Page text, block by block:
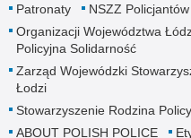
Patronaty
NSZZ
Organizacji Województwa
Policyjna Solidarność
Zarząd Wojewódzki
Łodzi
Stowarzyszenie Rodzina
ABOUT POLISH POLICE